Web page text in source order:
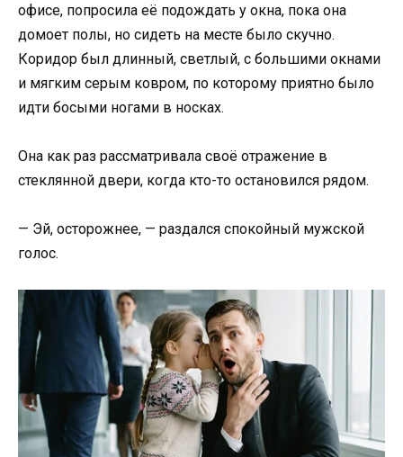
офисе, попросила её подождать у окна, пока она
домоет полы, но сидеть на месте было скучно.
Коридор был длинный, светлый, с большими окнами
и мягким серым ковром, по которому приятно было
идти босыми ногами в носках.
Она как раз рассматривала своё отражение в
стеклянной двери, когда кто-то остановился рядом.
— Эй, осторожнее, — раздался спокойный мужской
голос.